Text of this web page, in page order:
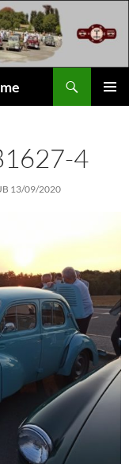
4
13/09/2020